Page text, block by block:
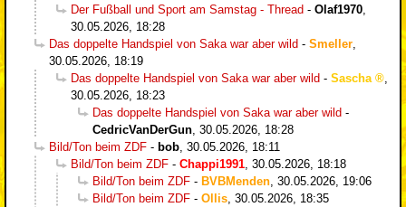
Der Fußball und Sport am Samstag - Thread - Olaf1970
30.05.2026, 18:28
Das doppelte Handspiel von Saka war aber wild - Smeller
30.05.2026, 18:19
Das doppelte Handspiel von Saka war aber wild - Sascha
30.05.2026, 18:23
Das doppelte Handspiel von Saka war aber wild -
CedricVanDerGun 30.05.2026, 18:28
Bild/Ton beim ZDF - bob 30.05.2026, 18:11
Bild/Ton beim ZDF - Chappi1991 30.05.2026, 18:18
Bild/Ton beim ZDF - BVBMenden 30.05.2026, 19:06
Bild/Ton beim ZDF - Ollis 30.05.2026, 18:35